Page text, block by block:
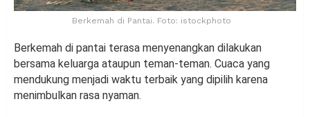
Berkemah di Pantai. Foto: istockphoto
Berkemah di pantai terasa menyenangkan dilakukan
bersama keluarga ataupun teman-teman. Cuaca yang
mendukung menjadi waktu terbaik yang dipilih karena
menimbulkan rasa nyaman.